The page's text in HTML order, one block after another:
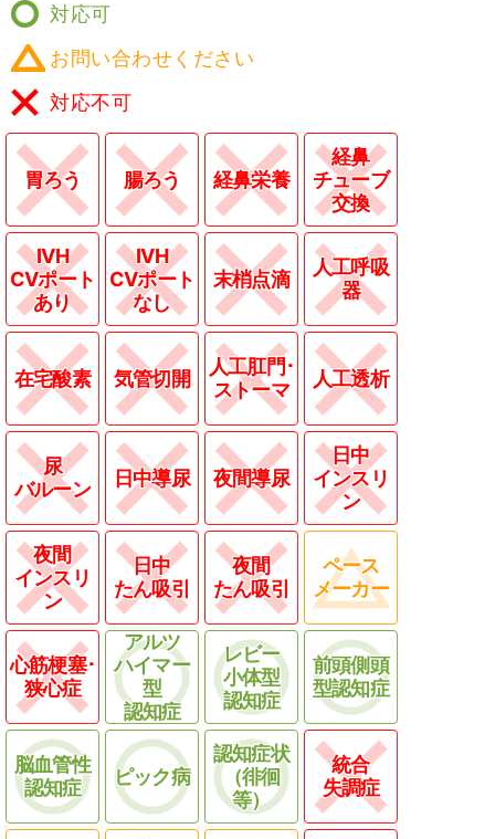
対応可
お問い合わせください
対応不可
胃ろう 腸ろう 経鼻栄養
経鼻
チューブ
交換
IVH
CVポート
あり
IVH
CVポート
なし
末梢点滴
人工呼吸
器
在宅酸素 気管切開
人工肛門･
ストーマ
人工透析
尿
バルーン
日中導尿 夜間導尿
日中
インスリ
ン
夜間
インスリ
ン
日中
たん吸引
夜間
たん吸引
ペース
メーカー
心筋梗塞･
狭心症
アルツ
ハイマー
型
認知症
レビー
小体型
認知症
前頭側頭
型認知症
脳血管性
認知症
ピック病
認知症状
（徘徊
等）
統合
失調症